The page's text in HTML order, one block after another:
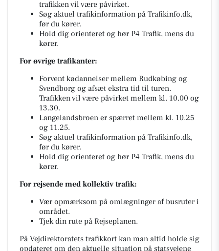
trafikken vil være påvirket.
Søg aktuel trafikinformation på Trafikinfo.dk,
før du kører.
Hold dig orienteret og hør P4 Trafik, mens du
kører.
For øvrige trafikanter:
Forvent kødannelser mellem Rudkøbing og
Svendborg og afsæt ekstra tid til turen.
Trafikken vil være påvirket mellem kl. 10.00 og
13.30.
Langelandsbroen er spærret mellem kl. 10.25
og 11.25.
Søg aktuel trafikinformation på Trafikinfo.dk,
før du kører.
Hold dig orienteret og hør P4 Trafik, mens du
kører.
For rejsende med kollektiv trafik:
Vær opmærksom på omlægninger af busruter i
området.
Tjek din rute på Rejseplanen.
På Vejdirektoratets trafikkort kan man altid holde sig
opdateret om den aktuelle situation på statsvejene